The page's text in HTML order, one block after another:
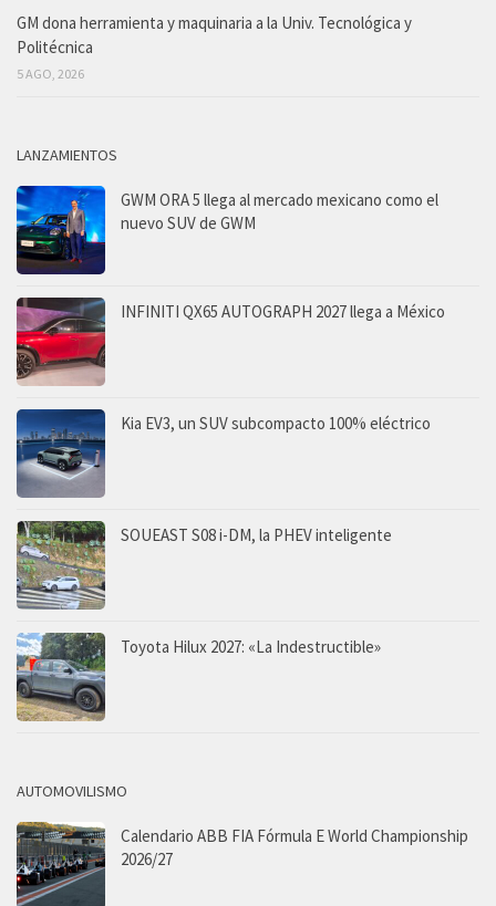
GM dona herramienta y maquinaria a la Univ. Tecnológica y
Politécnica
5 AGO, 2026
LANZAMIENTOS
GWM ORA 5 llega al mercado mexicano como el
nuevo SUV de GWM
INFINITI QX65 AUTOGRAPH 2027 llega a México
Kia EV3, un SUV subcompacto 100% eléctrico
SOUEAST S08 i-DM, la PHEV inteligente
Toyota Hilux 2027: «La Indestructible»
AUTOMOVILISMO
Calendario ABB FIA Fórmula E World Championship
2026/27